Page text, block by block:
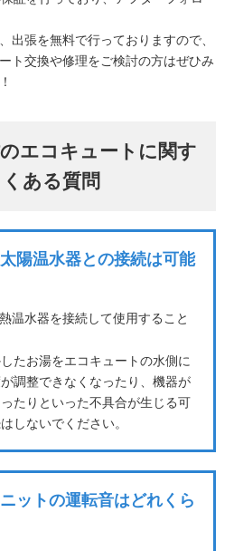
出張を無料で行っておりますので、
ト交換や修理をご検討の方はぜひみ
エコキュートに関す
ある質問
陽温水器との接続は可能
温水器を接続して使用すること
たお湯をエコキュートの水側に
調整できなくなったり、機器が
たりといった不具合が生じる可
しないでください。
ットの運転音はどれくら